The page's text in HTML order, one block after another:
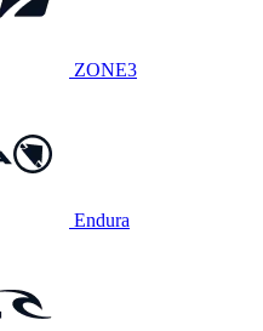
ZONE3
Endura